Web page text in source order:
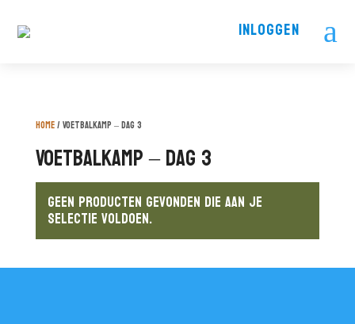
INLOGGEN a
Home/ Voetbalkamp – dag 3
Voetbalkamp – dag 3
Geen producten gevonden die aan je
selectie voldoen.